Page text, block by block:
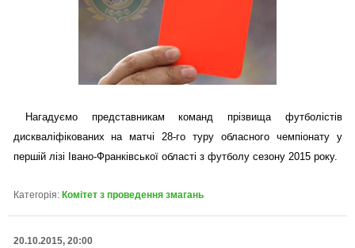
Нагадуємо представникам команд прізвища футболістів
дискваліфікованих на матчі 28-го туру обласного чемпіонату у
першій лізі Івано-Франківської області з футболу сезону 2015 року.
Категорія: Комітет з проведення змагань
20.10.2015, 20:00